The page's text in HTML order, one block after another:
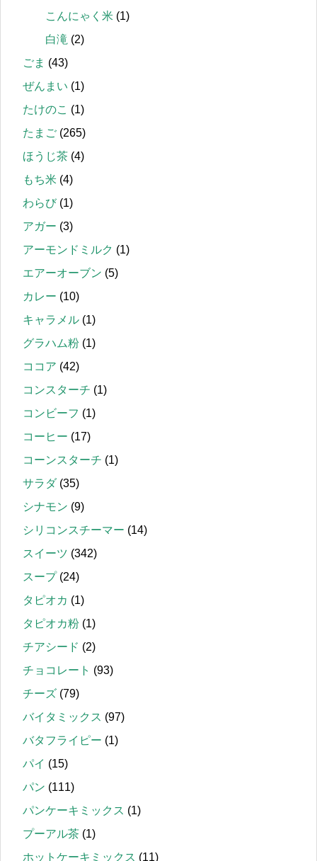
こんにゃく米 (1)
白滝 (2)
ごま (43)
ぜんまい (1)
たけのこ (1)
たまご (265)
ほうじ茶 (4)
もち米 (4)
わらび(1)
アガー (3)
アーモンドミルク (1)
エアーオーブン (5)
カレー (10)
キャラメル (1)
グラハム粉 (1)
ココア (42)
コンスターチ (1)
コンビーフ (1)
コーヒー (17)
コーンスターチ (1)
サラダ(35)
シナモン (9)
シリコンスチーマー (14)
スイーツ (342)
スープ(24)
タピオカ (1)
タピオカ粉 (1)
チアシード (2)
チョコレート (93)
チーズ (79)
バイタミックス (97)
バタフライピー (1)
パイ (15)
パン (111)
パンケーキミックス (1)
プーアル茶 (1)
ホットケーキミックス (11)